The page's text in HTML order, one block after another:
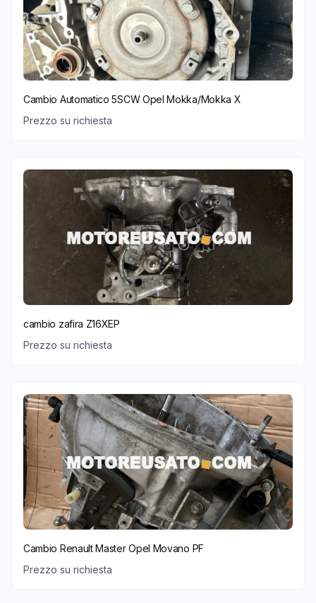
Cambio Automatico 5SCW Opel Mokka/Mokka X
Prezzo su richiesta
cambio zafira Z16XEP
Prezzo su richiesta
Cambio Renault Master Opel Movano PF
Prezzo su richiesta